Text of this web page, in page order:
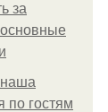
за
наша
по гостям